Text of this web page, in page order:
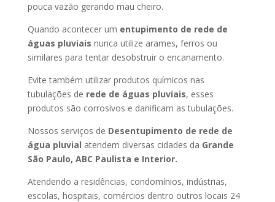
pouca vazão gerando mau cheiro.
Quando acontecer um entupimento de rede de
águas pluviais nunca utilize arames, ferros ou
similares para tentar desobstruir o encanamento.
Evite também utilizar produtos químicos nas
tubulações de rede de águas pluviais, esses
produtos são corrosivos e danificam as tubulações.
Nossos serviços de Desentupimento de rede de
água pluvial atendem diversas cidades da Grande
São Paulo, ABC Paulista e Interior.
Atendendo a residências, condomínios, indústrias,
escolas, hospitais, comércios dentro outros locais 24